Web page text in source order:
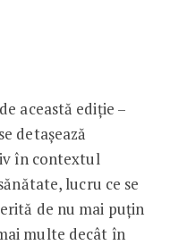
această ediție –
detașează
în contextul
lucru ce se
de nu mai puțin
multe decât în